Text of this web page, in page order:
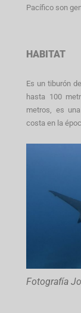
Pacífico son
HABITAT
Es un tiburón
hasta 100
metros, es
costa en la
Fotografía